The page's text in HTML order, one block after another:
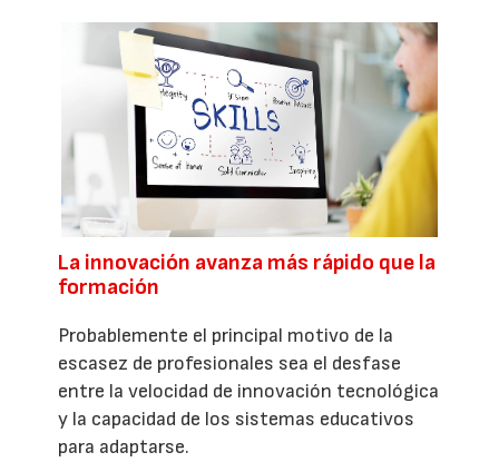
La innovación avanza más rápido que la
formación
Probablemente el principal motivo de la
escasez de profesionales sea el desfase
entre la velocidad de innovación tecnológica
y la capacidad de los sistemas educativos
para adaptarse.